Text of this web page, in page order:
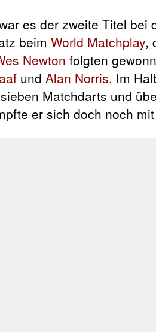
es der zweite Titel
beim World Matchplay,
Newton folgten
und Alan Norris. Im
Matchdarts und
er sich doch noch